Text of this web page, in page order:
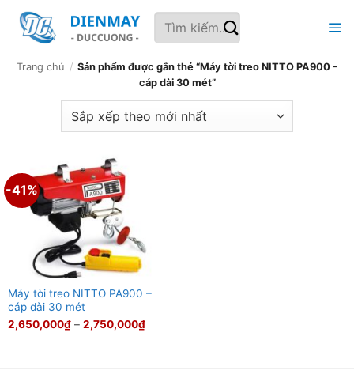
qua
dung
Tìm
kiếm:
Trang chủ / Sản phẩm được gắn thẻ “Máy tời treo NITTO PA900 -
cáp dài 30 mét”
-41%
Máy tời treo NITTO PA900 –
cáp dài 30 mét
2,650,000₫ – 2,750,000₫Khoảng